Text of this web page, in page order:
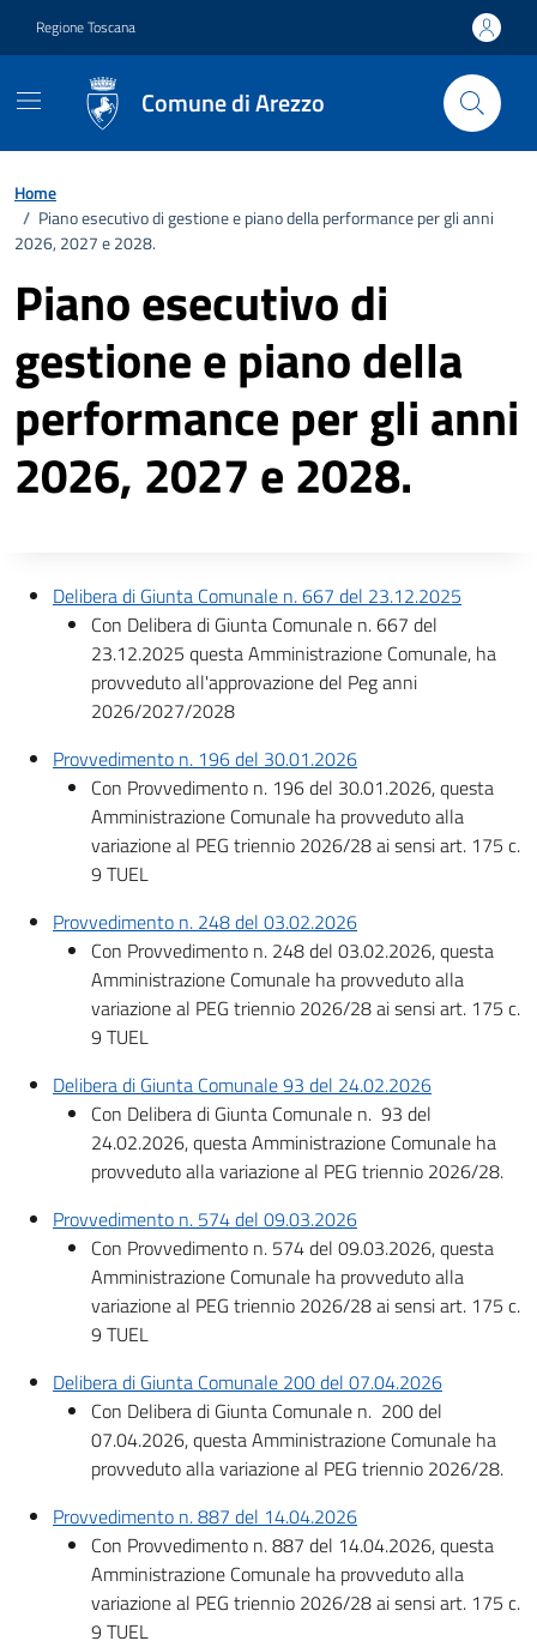
Regione Toscana
Comune di Arezzo
Home
/ Piano esecutivo di gestione e piano della performance per gli anni
2026, 2027 e 2028.
Piano esecutivo di
gestione e piano della
performance per gli anni
2026, 2027 e 2028.
Descrizione completa
Delibera di Giunta Comunale n. 667 del 23.12.2025
Con Delibera di Giunta Comunale n. 667 del
23.12.2025 questa Amministrazione Comunale, ha
provveduto all'approvazione del Peg anni
2026/2027/2028
Provvedimento n. 196 del 30.01.2026
Con Provvedimento n. 196 del 30.01.2026, questa
Amministrazione Comunale ha provveduto alla
variazione al PEG triennio 2026/28 ai sensi art. 175 c.
9 TUEL
Provvedimento n. 248 del 03.02.2026
Con Provvedimento n. 248 del 03.02.2026, questa
Amministrazione Comunale ha provveduto alla
variazione al PEG triennio 2026/28 ai sensi art. 175 c.
9 TUEL
Delibera di Giunta Comunale 93 del 24.02.2026
Con Delibera di Giunta Comunale n. 93 del
24.02.2026, questa Amministrazione Comunale ha
provveduto alla variazione al PEG triennio 2026/28.
Provvedimento n. 574 del 09.03.2026
Con Provvedimento n. 574 del 09.03.2026, questa
Amministrazione Comunale ha provveduto alla
variazione al PEG triennio 2026/28 ai sensi art. 175 c.
9 TUEL
Delibera di Giunta Comunale 200 del 07.04.2026
Con Delibera di Giunta Comunale n. 200 del
07.04.2026, questa Amministrazione Comunale ha
provveduto alla variazione al PEG triennio 2026/28.
Provvedimento n. 887 del 14.04.2026
Con Provvedimento n. 887 del 14.04.2026, questa
Amministrazione Comunale ha provveduto alla
variazione al PEG triennio 2026/28 ai sensi art. 175 c.
9 TUEL